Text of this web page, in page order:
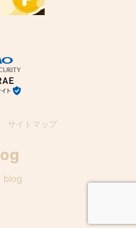
サイトマップ
blog